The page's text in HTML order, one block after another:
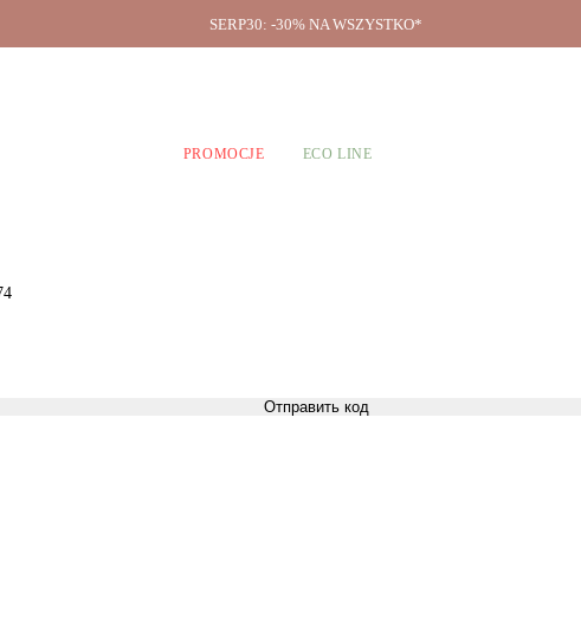
SERP30: -30% NA WSZYSTKO*
PROMOCJE ECO LINE
Отправить код